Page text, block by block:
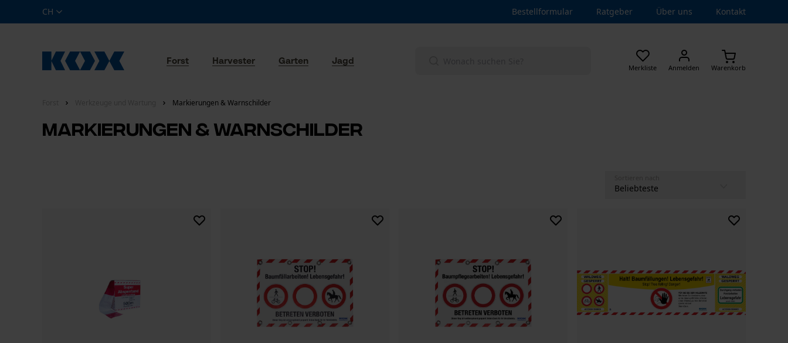
CH Bestellformular Ratgeber Über uns Kontakt
Merkliste Anmelden Warenkorb
Forst Harvester Garten Jagd
Markierungen & Warnschilder
Markierungen & Warnschilder